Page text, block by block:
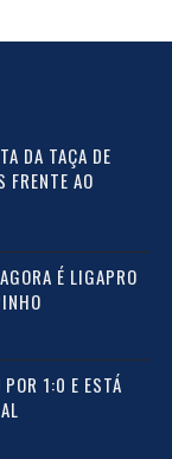
DA TAÇA DE
FRENTE AO
É LIGAPRO
POR 1:0 E ESTÁ